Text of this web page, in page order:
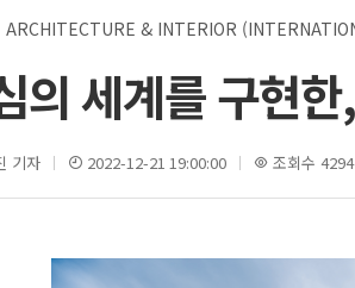
ARCHITECTURE & INTERIOR
의 세계를 구현
기자 2022-12-21 19:00:00 조회수 4294